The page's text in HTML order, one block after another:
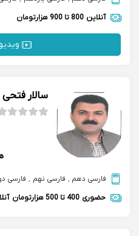
آنلاین 800 تا 900 هزارتومان
سالار فتحی
فارسی دهم , فارسی نهم , فارسی
حضوری 400 تا 500 هزارتومان